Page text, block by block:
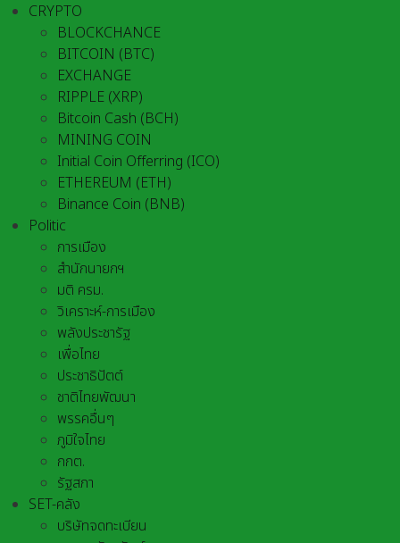
CRYPTO
BLOCKCHANCE
BITCOIN (BTC)
EXCHANGE
RIPPLE (XRP)
Bitcoin Cash (BCH)
MINING COIN
Initial Coin Offerring (ICO)
ETHEREUM (ETH)
Binance Coin (BNB)
Politic
การเมือง
สำนักนายกฯ
มติ ครม.
วิเคราะห์-การเมือง
พลังประชารัฐ
เพื่อไทย
ประชาธิปัตต์
ชาติไทยพัฒนา
พรรคอื่นๆ
ภูมิใจไทย
กกต.
รัฐสภา
SET-คลัง
บริษัทจดทะเบียน